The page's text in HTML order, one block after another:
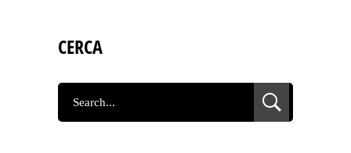
CERCA
SEARCH
FOR: